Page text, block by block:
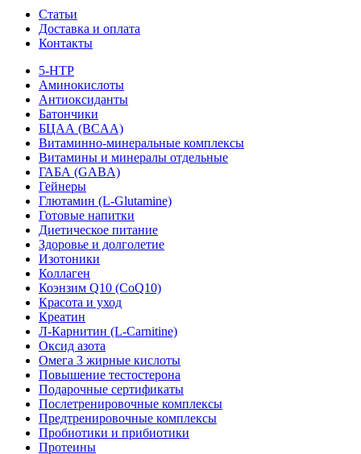
Статьи
Доставка и оплата
Контакты
5-HTP
Аминокислоты
Антиоксиданты
Батончики
БЦАА (BCAA)
Витаминно-минеральные комплексы
Витамины и минералы отдельные
ГАБА (GABA)
Гейнеры
Глютамин (L-Glutamine)
Готовые напитки
Диетическое питание
Здоровье и долголетие
Изотоники
Коллаген
Коэнзим Q10 (CoQ10)
Красота и уход
Креатин
Л-Карнитин (L-Сarnitine)
Оксид азота
Омега 3 жирные кислоты
Повышение тестостерона
Подарочные сертификаты
Послетренировочные комплексы
Предтренировочные комплексы
Пробиотики и прибиотики
Протеины